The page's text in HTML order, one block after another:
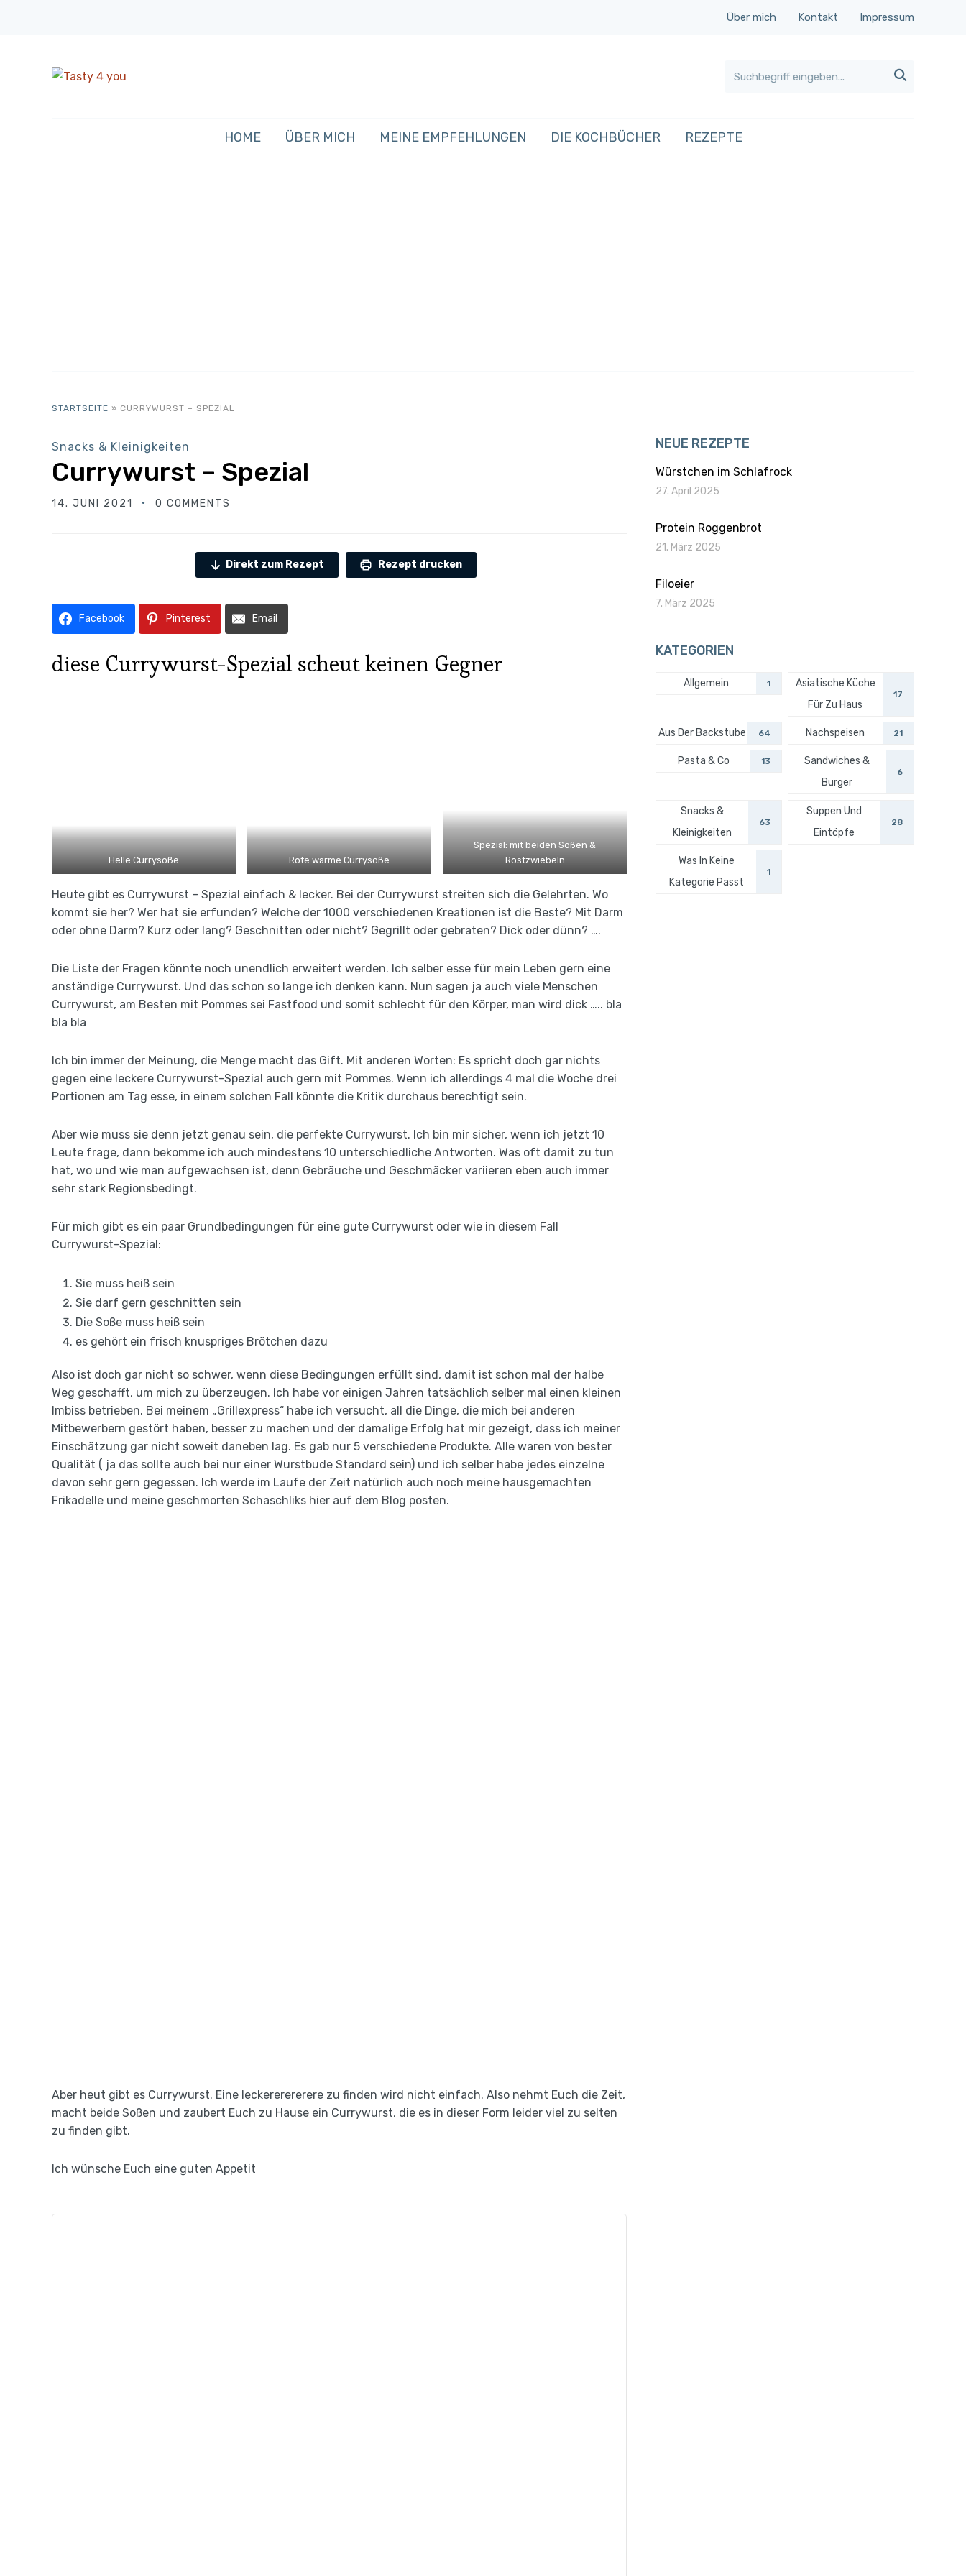
Über mich Kontakt Impressum

HOME ÜBER MICH MEINE EMPFEHLUNGEN DIE KOCHBÜCHER REZEPTE
STARTSEITE » CURRYWURST – SPEZIAL
Snacks & Kleinigkeiten
Currywurst – Spezial
14. JUNI 2021 0 COMMENTS
Direkt zum Rezept Rezept drucken
Facebook Pinterest Email
diese Currywurst-Spezial scheut keinen Gegner
Helle Currysoße Rote warme Currysoße
Spezial: mit beiden Soßen &
Röstzwiebeln
Heute gibt es Currywurst – Spezial einfach & lecker. Bei der Currywurst streiten sich die Gelehrten. Wo
kommt sie her? Wer hat sie erfunden? Welche der 1000 verschiedenen Kreationen ist die Beste? Mit Darm
oder ohne Darm? Kurz oder lang? Geschnitten oder nicht? Gegrillt oder gebraten? Dick oder dünn? ….
Die Liste der Fragen könnte noch unendlich erweitert werden. Ich selber esse für mein Leben gern eine
anständige Currywurst. Und das schon so lange ich denken kann. Nun sagen ja auch viele Menschen
Currywurst, am Besten mit Pommes sei Fastfood und somit schlecht für den Körper, man wird dick ….. bla
bla bla
Ich bin immer der Meinung, die Menge macht das Gift. Mit anderen Worten: Es spricht doch gar nichts
gegen eine leckere Currywurst-Spezial auch gern mit Pommes. Wenn ich allerdings 4 mal die Woche drei
Portionen am Tag esse, in einem solchen Fall könnte die Kritik durchaus berechtigt sein.
Aber wie muss sie denn jetzt genau sein, die perfekte Currywurst. Ich bin mir sicher, wenn ich jetzt 10
Leute frage, dann bekomme ich auch mindestens 10 unterschiedliche Antworten. Was oft damit zu tun
hat, wo und wie man aufgewachsen ist, denn Gebräuche und Geschmäcker variieren eben auch immer
sehr stark Regionsbedingt.
Für mich gibt es ein paar Grundbedingungen für eine gute Currywurst oder wie in diesem Fall
Currywurst-Spezial:
Sie muss heiß sein
Sie darf gern geschnitten sein
Die Soße muss heiß sein
es gehört ein frisch knuspriges Brötchen dazu
Also ist doch gar nicht so schwer, wenn diese Bedingungen erfüllt sind, damit ist schon mal der halbe
Weg geschafft, um mich zu überzeugen. Ich habe vor einigen Jahren tatsächlich selber mal einen kleinen
Imbiss betrieben. Bei meinem „Grillexpress“ habe ich versucht, all die Dinge, die mich bei anderen
Mitbewerbern gestört haben, besser zu machen und der damalige Erfolg hat mir gezeigt, dass ich meiner
Einschätzung gar nicht soweit daneben lag. Es gab nur 5 verschiedene Produkte. Alle waren von bester
Qualität ( ja das sollte auch bei nur einer Wurstbude Standard sein) und ich selber habe jedes einzelne
davon sehr gern gegessen. Ich werde im Laufe der Zeit natürlich auch noch meine hausgemachten
Frikadelle und meine geschmorten Schaschliks hier auf dem Blog posten.
Aber heut gibt es Currywurst. Eine leckererererere zu finden wird nicht einfach. Also nehmt Euch die Zeit,
macht beide Soßen und zaubert Euch zu Hause ein Currywurst, die es in dieser Form leider viel zu selten
zu finden gibt.
Ich wünsche Euch eine guten Appetit
NEUE REZEPTE
Würstchen im Schlafrock
27. April 2025
Protein Roggenbrot
21. März 2025
Filoeier
7. März 2025
KATEGORIEN
Allgemein 1
Asiatische Küche
Für Zu Haus
17
Aus Der Backstube 64 Nachspeisen 21
Pasta & Co 13
Sandwiches &
Burger
6
Snacks &
Kleinigkeiten
63
Suppen Und
Eintöpfe
28
Was In Keine
Kategorie Passt
1